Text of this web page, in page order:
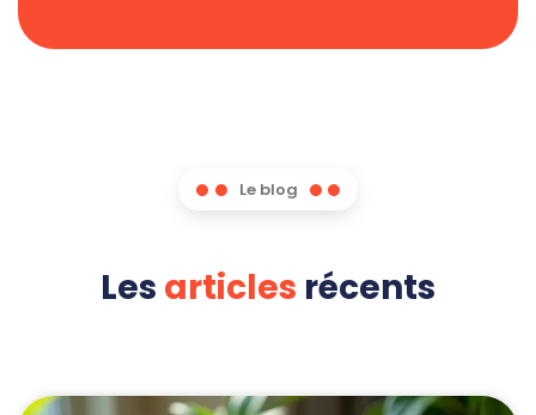
Le blog
Les articles récents